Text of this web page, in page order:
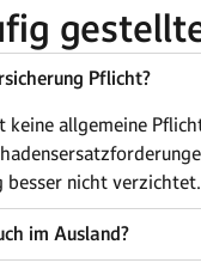
Pflicht?
keine allgemeine
besser nicht verzichtet.
im Ausland?